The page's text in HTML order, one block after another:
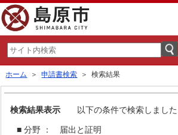
ホーム ＞申請書検索 ＞ 検索結果
検索結果表示以下の条件で検索しました
■ 分野 ： 届出と証明